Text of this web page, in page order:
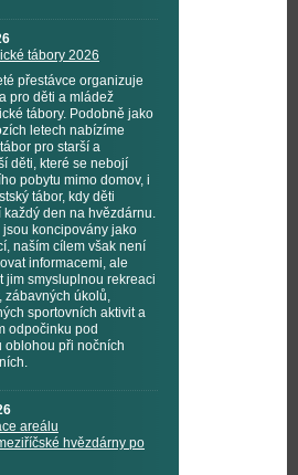
tábory 2026
přestávce organizuje
pro děti a mládež
tábory. Podobně jako
letech nabízíme
pro starší a
děti, které se nebojí
pobytu mimo domov, i
tábor, kdy děti
každý den na hvězdárnu.
jsou koncipovány jako
naším cílem však není
informacemi, ale
jim smysluplnou rekreaci
zábavných úkolů,
sportovních aktivit a
odpočinku pod
oblohou při nočních
areálu
hvězdárny po